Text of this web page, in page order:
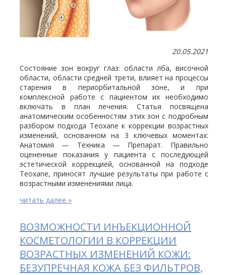
20.05.2021
Состояние зон вокруг глаз: области лба, височной
области, области средней трети, влияет на процессы
старения в периорбитальной зоне, и при
комплексной работе с пациентом их необходимо
включать в план лечения. Статья посвящена
анатомическим особенностям этих зон с подробным
разбором подхода Teoxane к коррекции возрастных
изменений, основанном на 3 ключевых моментах:
Анатомия — Техника — Препарат. Правильно
оцененные показания у пациента с последующей
эстетической коррекцией, основанной на подходе
Teoxane, приносят лучшие результаты при работе с
возрастными изменениями лица.
читать далее »
ВОЗМОЖНОСТИ ИНЪЕКЦИОННОЙ
КОСМЕТОЛОГИИ В КОРРЕКЦИИ
ВОЗРАСТНЫХ ИЗМЕНЕНИЙ КОЖИ:
БЕЗУПРЕЧНАЯ КОЖА БЕЗ ФИЛЬТРОВ,